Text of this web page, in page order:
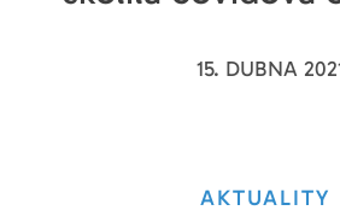
15. DUBNA
AKTUALITY